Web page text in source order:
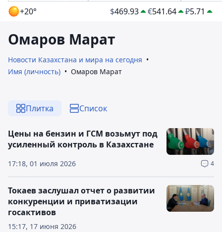
+20° $469.93 €541.64 ₽5.71
Омаров Марат
Новости Казахстана и мира на сегодня
Имя (личность)
Омаров Марат
Плитка Список
17:18, 01 июля 2026 4
Цены на бензин и ГСМ возьмут под
усиленный контроль в Казахстане
15:17, 17 июня 2026
Токаев заслушал отчет о развитии
конкуренции и приватизации
госактивов